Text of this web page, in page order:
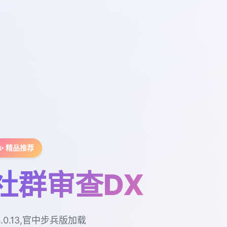
精品推荐
群审查DX
官中步兵版加载